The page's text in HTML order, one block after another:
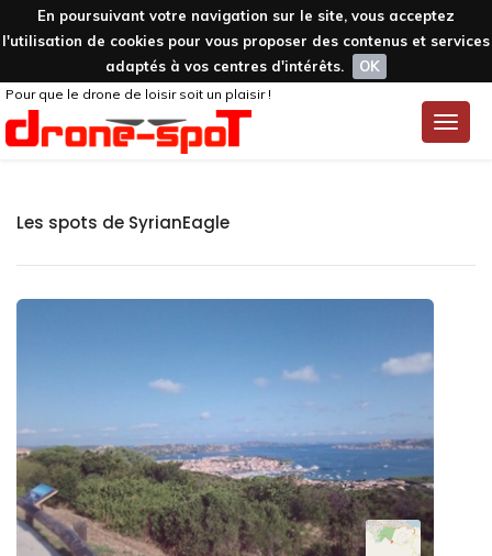
En poursuivant votre navigation sur le site, vous acceptez
l'utilisation de cookies pour vous proposer des contenus et services
adaptés à vos centres d'intérêts.
OK
Toggle
Pour que le drone de loisir soit un plaisir !
Les spots de SyrianEagle